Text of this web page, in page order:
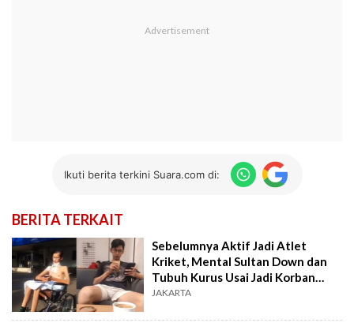
Ikuti berita terkini Suara.com di:
BERITA TERKAIT
Sebelumnya Aktif Jadi Atlet
Kriket, Mental Sultan Down dan
Tubuh Kurus Usai Jadi Korban
Jerat Kabel Optik
JAKARTA